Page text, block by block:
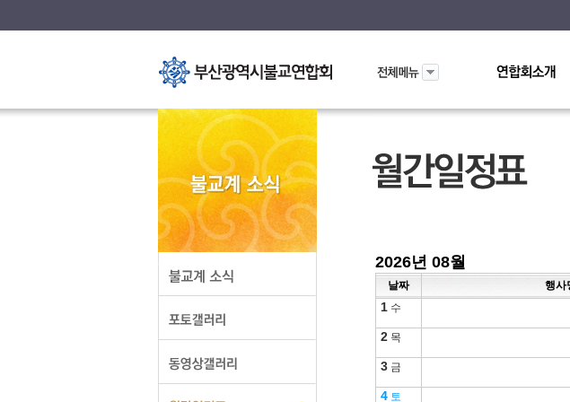
2026년 08월
날짜 행사
1 수
2 목
3 금
4 토